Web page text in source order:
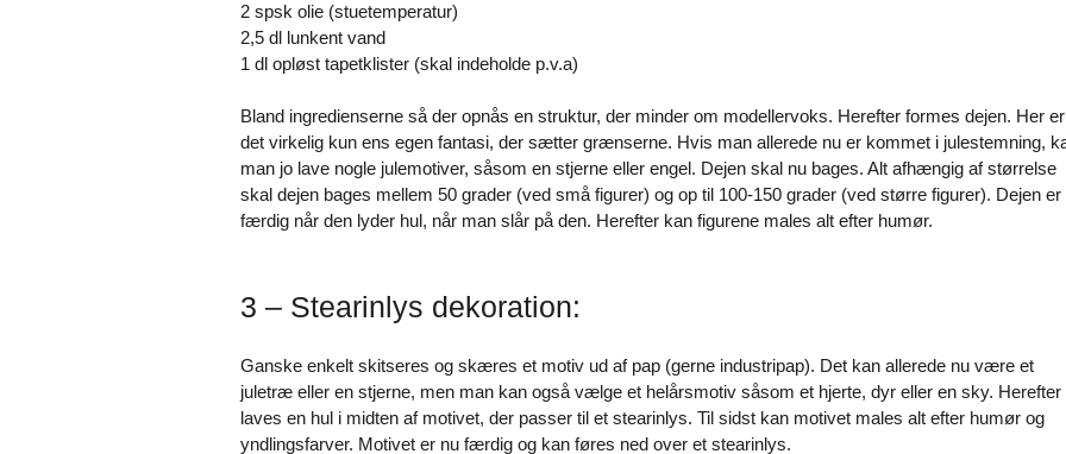
2 spsk olie (stuetemperatur)
2,5 dl lunkent vand
1 dl opløst tapetklister (skal indeholde p.v.a)
Bland ingredienserne så der opnås en struktur, der minder om modellervoks. Herefter formes dejen. Her er
det virkelig kun ens egen fantasi, der sætter grænserne. Hvis man allerede nu er kommet i julestemning,
man jo lave nogle julemotiver, såsom en stjerne eller engel. Dejen skal nu bages. Alt afhængig af størrelse
skal dejen bages mellem 50 grader (ved små figurer) og op til 100-150 grader (ved større figurer). Dejen er
færdig når den lyder hul, når man slår på den. Herefter kan figurene males alt efter humør.
3 – Stearinlys dekoration:
Ganske enkelt skitseres og skæres et motiv ud af pap (gerne industripap). Det kan allerede nu være et
juletræ eller en stjerne, men man kan også vælge et helårsmotiv såsom et hjerte, dyr eller en sky. Herefter
laves en hul i midten af motivet, der passer til et stearinlys. Til sidst kan motivet males alt efter humør og
yndlingsfarver. Motivet er nu færdig og kan føres ned over et stearinlys.